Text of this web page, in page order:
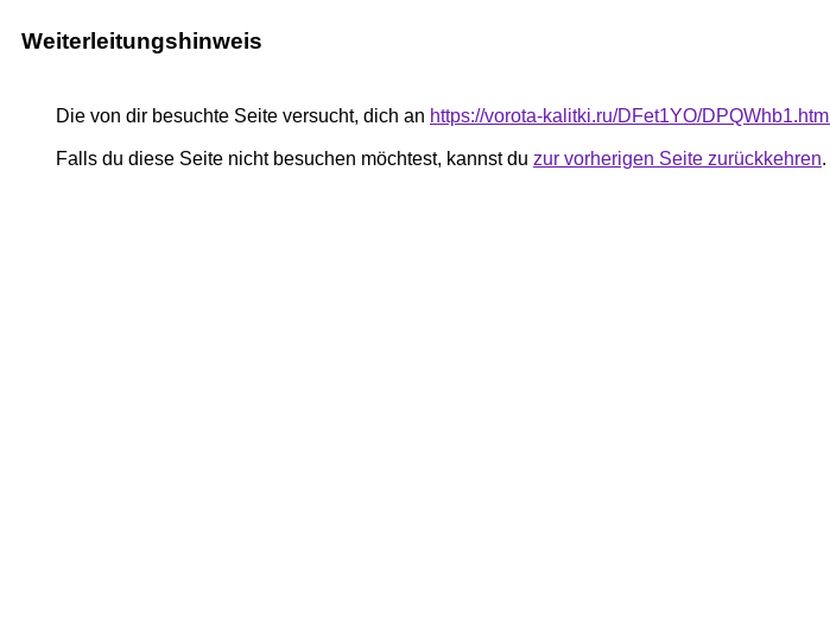
Weiterleitungshinweis
Die von dir besuchte Seite versucht, dich an https://vorota-kalitki.ru/DFet1YO/DPQWhb1.html
Falls du diese Seite nicht besuchen möchtest, kannst du zur vorherigen Seite zurückkehren.